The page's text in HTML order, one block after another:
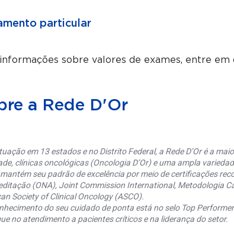
particular
sobre valores de exames, entre
a Rede D'Or
em 13 estados e no Distrito Federal, a Rede D’Or é a
clínicas oncológicas (Oncologia D’Or) e uma ampla
seu padrão de excelência por meio de certificações
(ONA), Joint Commission International, Metodologia
Society of Clinical Oncology (ASCO).
do seu cuidado de ponta está no selo Top
no atendimento a pacientes críticos e na liderança do setor.